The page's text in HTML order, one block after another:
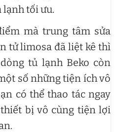
lạnh tối ưu.
mà trung tâm sửa
tử limosa đã liệt kê thì
tủ lạnh Beko còn
số những tiện ích vô
có thể thao tác ngay
bị vô cùng tiện lợi